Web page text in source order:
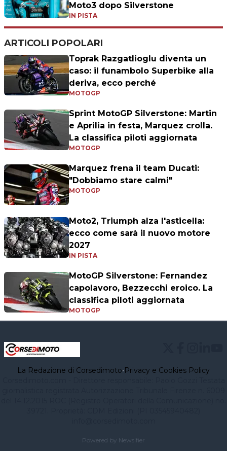
Moto3 dopo Silverstone
IN PISTA
ARTICOLI POPOLARI
Toprak Razgatlioglu diventa un
caso: il funambolo Superbike alla
deriva, ecco perché
MOTOGP
Sprint MotoGP Silverstone: Martin
e Aprilia in festa, Marquez crolla.
La classifica piloti aggiornata
MOTOGP
Marquez frena il team Ducati:
"Dobbiamo stare calmi"
MOTOGP
Moto2, Triumph alza l'asticella:
ecco come sarà il nuovo motore
2027
IN PISTA
MotoGP Silverstone: Fernandez
capolavoro, Bezzecchi eroico. La
classifica piloti aggiornata
MOTOGP
La Redazione di Corsedimoto•Privacy e Cookies Policy
Powered by Newsifier